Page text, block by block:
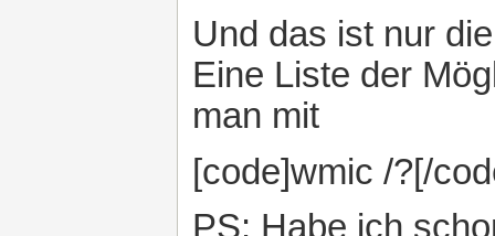
Und das ist nur
Eine Liste der
man mit
[code]wmic /?[/
PS: Habe ich